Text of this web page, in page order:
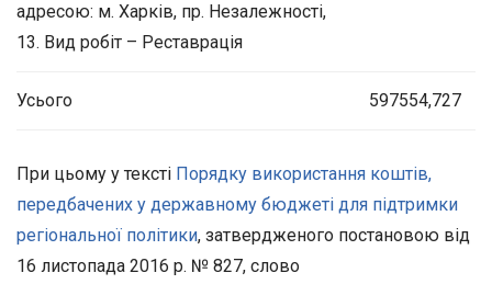
адресою: м. Харків, пр. Незалежності,
13. Вид робіт – Реставрація
Усього 597554,727
При цьому у тексті Порядку використання коштів,
передбачених у державному бюджеті для підтримки
регіональної політики, затвердженого постановою від
16 листопада 2016 р. № 827, слово